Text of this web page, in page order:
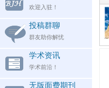
欢迎入驻！
投稿群聊
群友助你解忧
学术资讯
学术前沿！
无版面费期刊